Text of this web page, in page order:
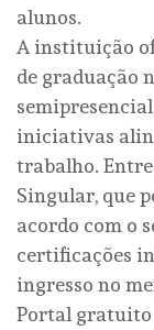
alunos.
A instituição
de graduação
iniciativas
trabalho. Entre
Singular, que
acordo com o
certificações
ingresso no
Portal gratuito